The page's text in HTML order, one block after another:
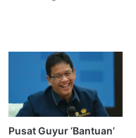
Pusat Guyur ‘Bantuan’